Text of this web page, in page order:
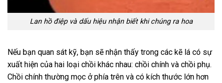
Lan hồ điệp và dấu hiệu nhận biết khi chúng ra hoa
Nếu bạn quan sát kỹ, bạn sẽ nhận thấy trong các kẽ lá có sự
xuất hiện của hai loại chồi khác nhau: chồi chính và chồi phụ.
Chồi chính thường mọc ở phía trên và có kích thước lớn hơn